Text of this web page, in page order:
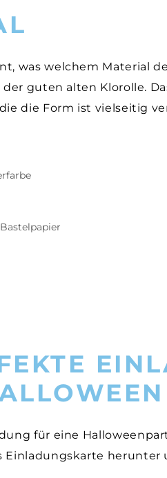
was welchem Material
guten alten Klorolle.
die Form ist vielseitig
für eine
Einladungskarte